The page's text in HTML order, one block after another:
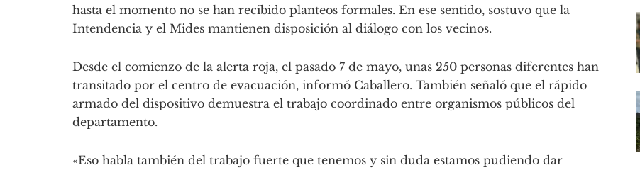
hasta el momento no se han recibido planteos formales. En ese sentido, sostuvo que la
Intendencia y el Mides mantienen disposición al diálogo con los vecinos.
Desde el comienzo de la alerta roja, el pasado 7 de mayo, unas 250 personas diferentes han
transitado por el centro de evacuación, informó Caballero. También señaló que el rápido
armado del dispositivo demuestra el trabajo coordinado entre organismos públicos del
departamento.
«Eso habla también del trabajo fuerte que tenemos y sin duda estamos pudiendo dar